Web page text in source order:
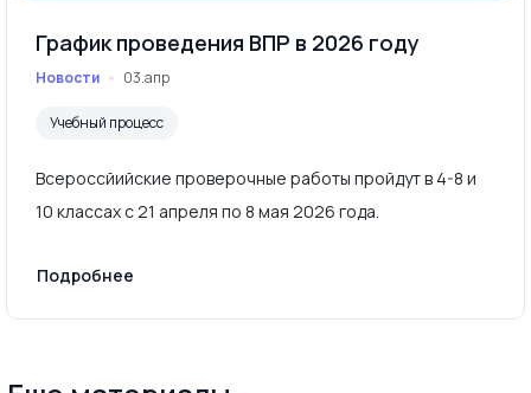
График проведения ВПР в 2026 году
Новости 03.апр
Учебный процесс
Всероссйийские проверочные работы пройдут в 4-8 и
10 классах с 21 апреля по 8 мая 2026 года.
Подробнее